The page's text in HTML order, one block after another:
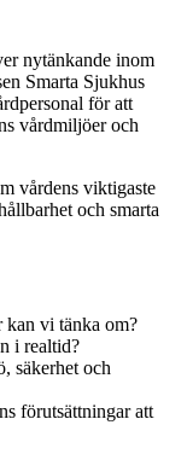
nytänkande inom
Smarta Sjukhus
för att
vårdmiljöer och
vårdens viktigaste
och smarta
kan vi tänka om?
i realtid?
säkerhet och
förutsättningar att